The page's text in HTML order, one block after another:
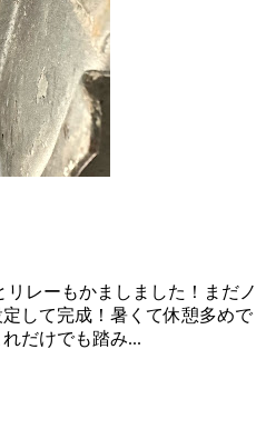
レーもかましました！まだノ
して完成！暑くて休憩多めで
だけでも踏み...